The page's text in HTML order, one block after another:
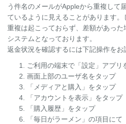
う件名のメールがAppleから重複して
ているように見えることがあります
重複は起こっておらず、差額があっ
システムとなっております。
返金状況を確認するには下記操作をお
ご利用の端末で「設定」アプリ
画面上部のユーザ名をタップ
「メディアと購入」をタップ
「アカウントを表示」をタップ
「購入履歴」をタップ
「毎日がラーメン」の項目に